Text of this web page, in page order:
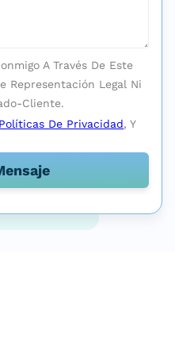
A Través De Este
Representación Legal Ni
Cliente.
Políticas De Privacidad, Y